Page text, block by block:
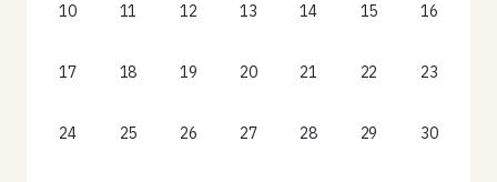
10 11 12 13 14 15 16
17 18 19 20 21 22 23
24 25 26 27 28 29 30